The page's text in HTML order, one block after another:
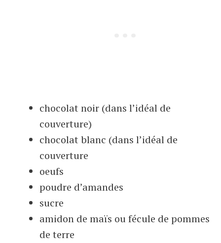
chocolat noir (dans l’idéal de
couverture)
chocolat blanc (dans l’idéal de
couverture
oeufs
poudre d’amandes
sucre
amidon de maïs ou fécule de pommes
de terre